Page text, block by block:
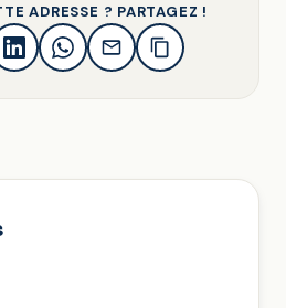
ADRESSE ? PARTAGEZ !